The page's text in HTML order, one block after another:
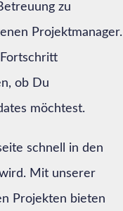
zu
Projektmanager.
ob Du
möchtest.
schnell in den
Mit unserer
Projekten bieten